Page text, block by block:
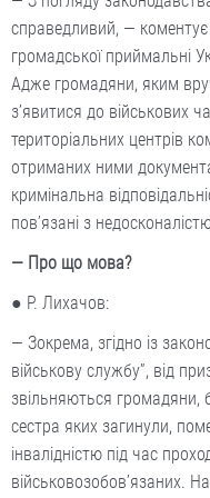
справедливий, —
громадської приймальні
Адже громадяни, яким
з’явитися до військових
територіальних центрів
отриманих ними
кримінальна
пов’язані з
— Про що мова?
● Р. Лихачов:
— Зокрема, згідно із
військову службу”, від
звільняються громадяни,
сестра яких загинули,
інвалідністю під час
військовозобов’язаних.